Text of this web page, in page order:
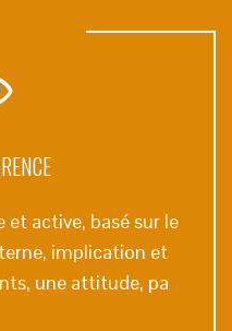
active, basé sur le
implication et
une attitude, pa